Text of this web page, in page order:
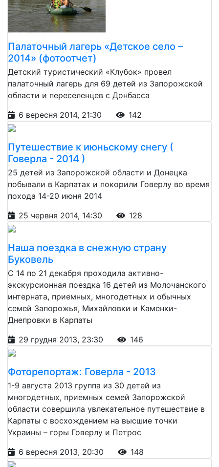
Палаточный лагерь «Детское село –
2014» (фотоотчет)
Детский туристический «Клубок» провел
палаточный лагерь для 69 детей из Запорожской
области и переселенцев с Донбасса
6 вересня 2014, 21:30
142
Путешествие к июньскому снегу (
Говерла - 2014 )
25 детей из Запорожской области и Донецка
побывали в Карпатах и покорили Говерлу во время
похода 14-20 июня 2014
25 червня 2014, 14:30
128
Наша поездка в снежную страну
Буковель
С 14 по 21 декабря проходила активно-
экскурсионная поездка 16 детей из Молочанского
интерната, приемных, многодетных и обычных
семей Запорожья, Михайловки и Каменки-
Днепровки в Карпаты
29 грудня 2013, 23:30
146
Фоторепортаж: Говерла - 2013
1-9 августа 2013 группа из 30 детей из
многодетных, приемных семей Запорожской
области совершила увлекательное путешествие в
Карпаты с восхождением на высшие точки
Украины – горы Говерлу и Петрос
6 вересня 2013, 20:30
148